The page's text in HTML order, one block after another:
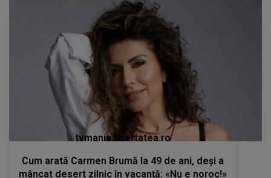
tvmania.libertatea.ro
Cum arată Carmen Brumă la 49 de ani, deși a
mâncat desert zilnic în vacanță: «Nu e noroc!»